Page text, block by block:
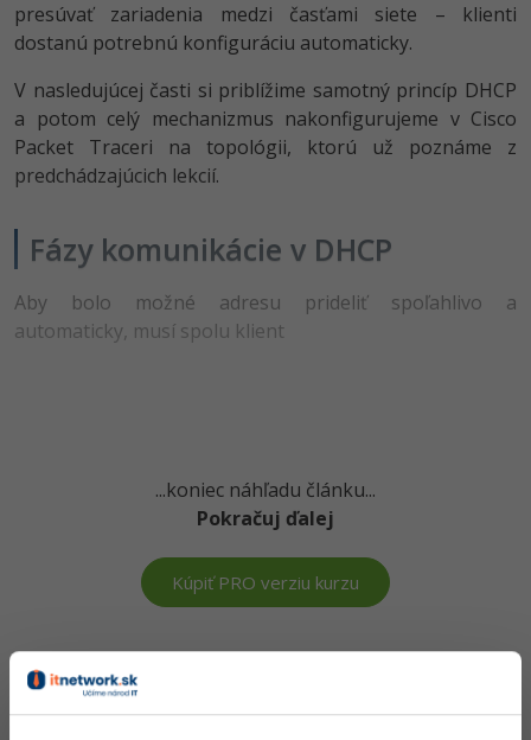
Umelá inteligencia -10%
Pre deti
Viac
Kybernetická bezpečnost
Elektronický podpis
Windows
HTML/CSS -80%
Photoshop -80%
Adobe XD
-25%
Adobe After Effects
Blender
Príbehy absolventov
Blog
presúvať zariadenia medzi časťami siete – klienti
dostanú potrebnú konfiguráciu automaticky.
V nasledujúcej časti si priblížime samotný princíp DHCP
a potom celý mechanizmus nakonfigurujeme v Cisco
Packet Traceri na topológii, ktorú už poznáme z
predchádzajúcich lekcií.
Fázy komunikácie v DHCP
Aby bolo možné adresu prideliť spoľahlivo a
automaticky, musí spolu klient
...koniec náhľadu článku...
Pokračuj ďalej
Kúpiť PRO verziu kurzu
Vedomosti v hodnote stoviek tisíc získaš za pár eur
Došiel si až sem a to je super! Veríme, že ti prvé lekcie